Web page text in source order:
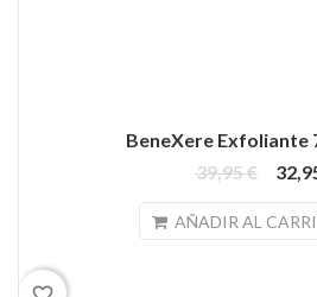
BeneXere Exfoliante
39,95 €
AÑADIR AL